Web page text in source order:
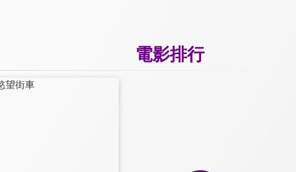
電影排行